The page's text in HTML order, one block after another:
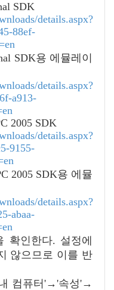
SDK
details.aspx?
88ef-
SDK용 에뮬레이
details.aspx?
a913-
2005 SDK
details.aspx?
9155-
2005 SDK용 에뮬
details.aspx?
abaa-
확인한다. 설정에
않으므로 이를 반
컴퓨터'→'속성'→